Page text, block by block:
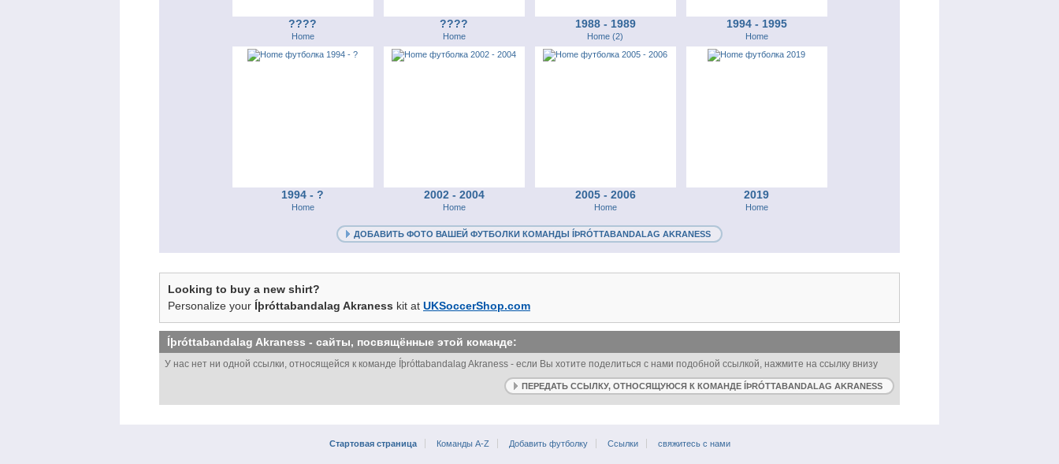
????
Home
????
Home
1988 - 1989
Home (2)
1994 - 1995
Home
1994 - ?
Home
2002 - 2004
Home
2005 - 2006
Home
2019
Home
ДОБАВИТЬ ФОТО ВАШЕЙ ФУТБОЛКИ КОМАНДЫ ÍÞRÓTTABANDALAG AKRANESS
Looking to buy a new shirt?
Personalize your Íþróttabandalag Akraness kit at UKSoccerShop.com
Íþróttabandalag Akraness - сайты, посвящённые этой команде:
У нас нет ни одной ссылки, относящейся к команде Íþróttabandalag Akraness - если Вы хотите поделиться с нами подобной ссылкой, нажмите на ссылку внизу
ПЕРЕДАТЬ ССЫЛКУ, ОТНОСЯЩУЮСЯ К КОМАНДЕ ÍÞRÓTTABANDALAG AKRANESS
Стартовая страница Команды A-Z Добавить футболку Ссылки свяжитесь с нами